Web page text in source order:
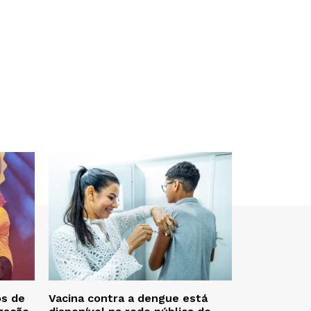
de
Vacina contra a dengue está